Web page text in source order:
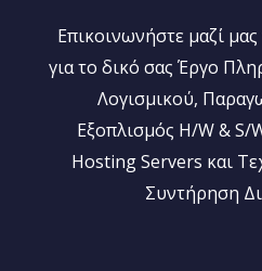
Επικοινωνήστε μαζί
για το δικό σας Έργο
Λογισμικού,
Εξοπλισμός H/W & S/
Hosting Servers και
Συντήρηση